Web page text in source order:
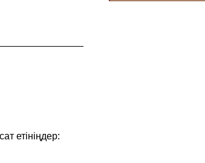
етініңдер: